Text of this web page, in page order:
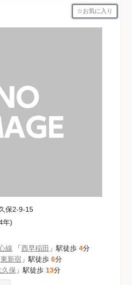
お気に入り
保2-9-15
年)
線 「西早稲田 」駅徒歩 4分
東新宿 」駅徒歩 6分
久保 」駅徒歩 13分